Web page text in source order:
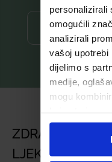
personalizirali
omogućili
analizirali
vašoj upotrebi
dijelimo s
medije,
mogu
ste
ZDRAVSTVENA
LJEKARNA